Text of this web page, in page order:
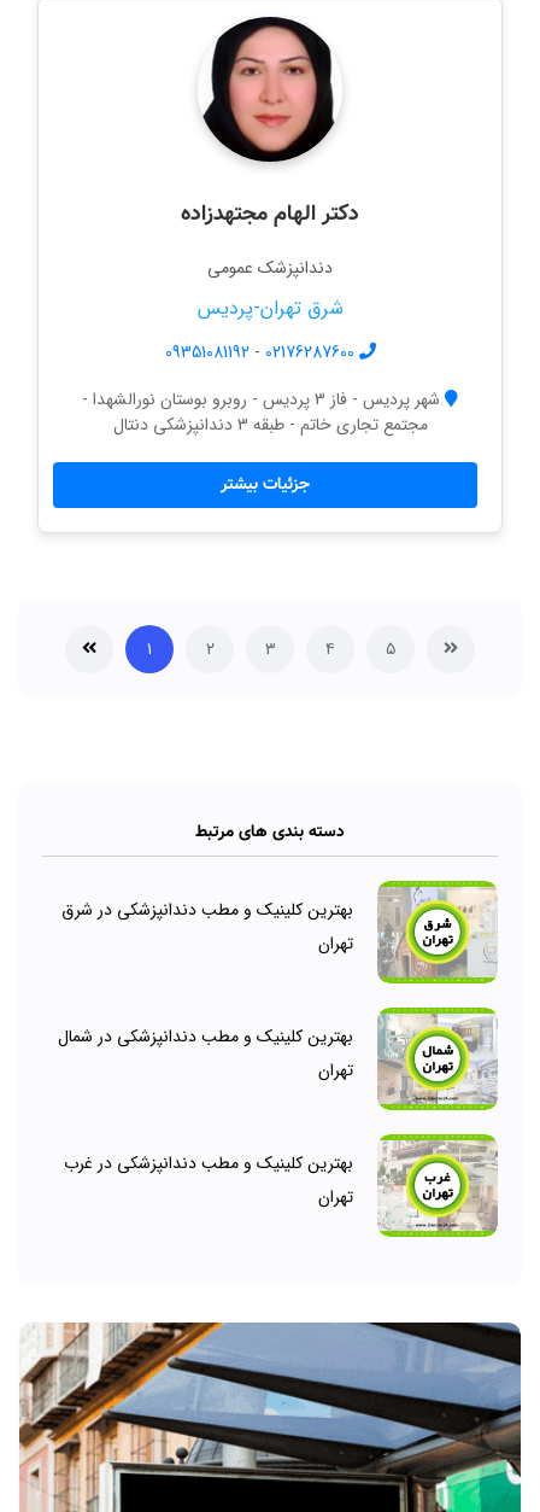
دکتر الهام مجتهدزاده
دندانپزشک عمومی
شرق تهران-پردیس
02176287600
-
09351081192
شهر پردیس - فاز 3 پردیس - روبرو بوستان نورالشهدا -
مجتمع تجاری خاتم - طبقه 3 دندانپزشکی دنتال
جزئیات بیشتر
۵ ۴ ۳ ۲ ۱
دسته بندی های مرتبط
بهترین کلینیک و مطب دندانپزشکی در شرق
تهران
بهترین کلینیک و مطب دندانپزشکی در شمال
تهران
بهترین کلینیک و مطب دندانپزشکی در غرب
تهران